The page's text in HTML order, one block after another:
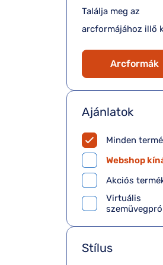
Találja meg az
arcformájához illő
Arcformák
Ajánlatok
Minden
Webshop
Akciós
Virtuális
Stílus